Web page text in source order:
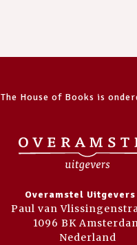
The House of Books is
Overamstel Uitgevers
Paul van
1096 BK
Nederland